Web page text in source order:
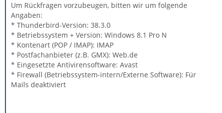
Um Rückfragen vorzubeugen, bitten wir um folgende
Angaben:
* Thunderbird-Version: 38.3.0
* Betriebssystem + Version: Windows 8.1 Pro N
* Kontenart (POP / IMAP): IMAP
* Postfachanbieter (z.B. GMX): Web.de
* Eingesetzte Antivirensoftware: Avast
* Firewall (Betriebssystem-intern/Externe Software): Für
Mails deaktiviert